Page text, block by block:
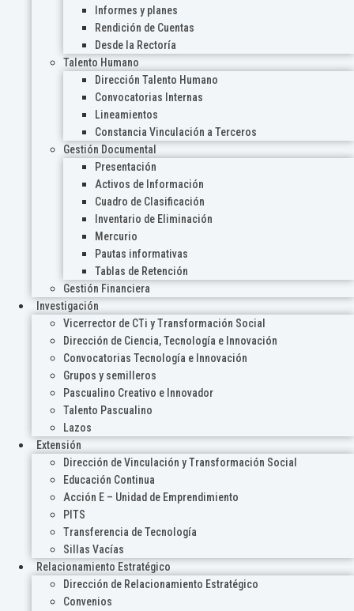
Informes y planes
Rendición de Cuentas
Desde la Rectoría
Talento Humano
Dirección Talento Humano
Convocatorias Internas
Lineamientos
Constancia Vinculación a Terceros
Gestión Documental
Presentación
Activos de Información
Cuadro de Clasificación
Inventario de Eliminación
Mercurio
Pautas informativas
Tablas de Retención
Gestión Financiera
Investigación
Vicerrector de CTi y Transformación Social
Dirección de Ciencia, Tecnología e Innovación
Convocatorias Tecnología e Innovación
Grupos y semilleros
Pascualino Creativo e Innovador
Talento Pascualino
Lazos
Extensión
Dirección de Vinculación y Transformación Social
Educación Continua
Acción E – Unidad de Emprendimiento
PITS
Transferencia de Tecnología
Sillas Vacías
Relacionamiento Estratégico
Dirección de Relacionamiento Estratégico
Convenios